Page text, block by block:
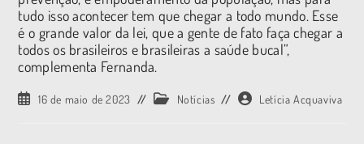
tudo isso acontecer tem que chegar a todo mundo. Esse
é o grande valor da lei, que a gente de fato faça chegar a
todos os brasileiros e brasileiras a saúde bucal”,
complementa Fernanda.
16 de maio de 2023 Notícias Letícia Acquaviva